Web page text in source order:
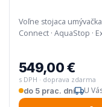
Voľne stojaca umývačka 45
549,00 €
s DPH · doprava zdarma
do 5 prac. dní
U